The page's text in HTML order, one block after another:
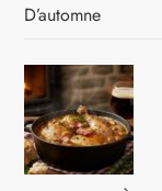
D’automne